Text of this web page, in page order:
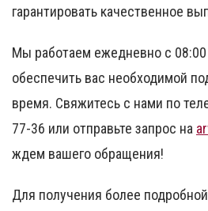
гарантировать качественное
Мы работаем ежедневно с
обеспечить вас необходимой
время. Свяжитесь с нами по
77-36 или отправьте запрос на
ждем вашего обращения!
Для получения более